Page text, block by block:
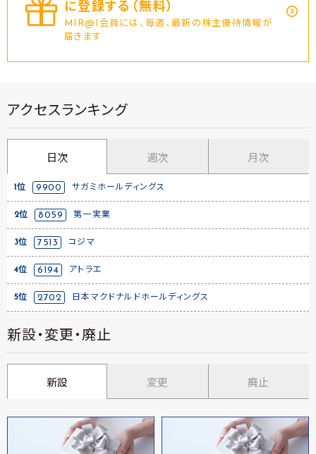
に登録する（無料）
MIR@I会員には、毎週、最新の株主優待情報が
届きます
アクセスランキング
日次 週次 月次
1位 9900 サガミホールディングス
2位 8059 第一実業
3位 7513 コジマ
4位 6194 アトラエ
5位 2702 日本マクドナルドホールディングス
新設・変更・廃止
新設 変更 廃止